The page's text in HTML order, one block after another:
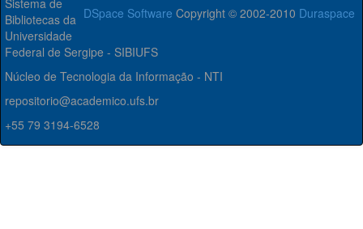
DSpace Software Copyright © 2002-2010 Duraspace
Sistema de
Bibliotecas da
Universidade
Federal de Sergipe - SIBIUFS
Núcleo de Tecnologia da Informação - NTI
repositorio@academico.ufs.br
+55 79 3194-6528